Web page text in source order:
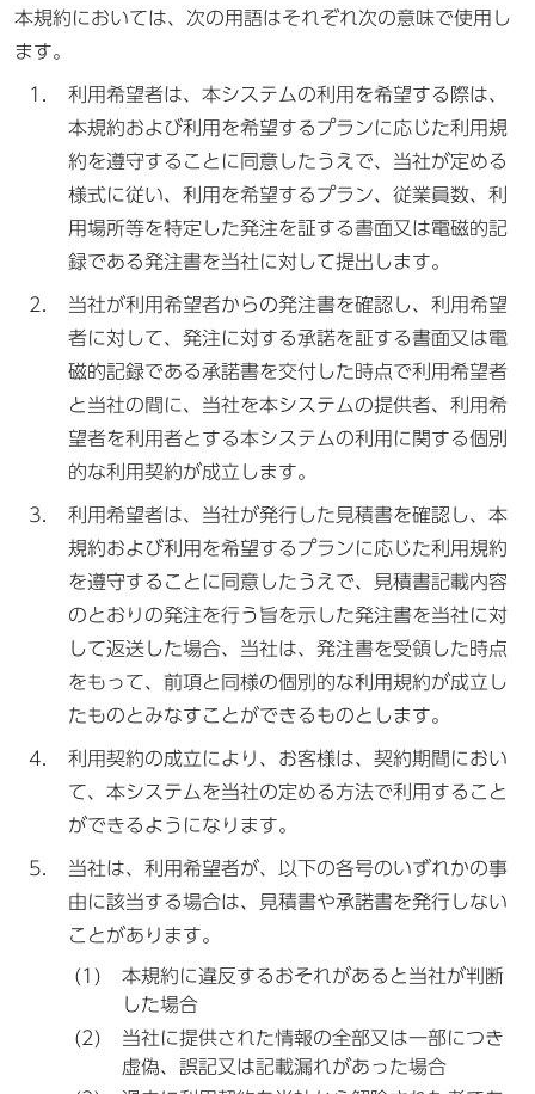
本規約においては、次の用語はそれぞれ次の意味で使用し
ます。
利用希望者は、本システムの利用を希望する際は、
本規約および利用を希望するプランに応じた利用規
約を遵守することに同意したうえで、当社が定める
様式に従い、利用を希望するプラン、従業員数、利
用場所等を特定した発注を証する書面又は電磁的記
録である発注書を当社に対して提出します。
当社が利用希望者からの発注書を確認し、利用希望
者に対して、発注に対する承諾を証する書面又は電
磁的記録である承諾書を交付した時点で利用希望者
と当社の間に、当社を本システムの提供者、利用希
望者を利用者とする本システムの利用に関する個別
的な利用契約が成立します。
利用希望者は、当社が発行した見積書を確認し、本
規約および利用を希望するプランに応じた利用規約
を遵守することに同意したうえで、見積書記載内容
のとおりの発注を行う旨を示した発注書を当社に対
して返送した場合、当社は、発注書を受領した時点
をもって、前項と同様の個別的な利用規約が成立し
たものとみなすことができるものとします。
利用契約の成立により、お客様は、契約期間におい
て、本システムを当社の定める方法で利用すること
ができるようになります。
当社は、利用希望者が、以下の各号のいずれかの事
由に該当する場合は、見積書や承諾書を発行しない
ことがあります。
本規約に違反するおそれがあると当社が判断
した場合
当社に提供された情報の全部又は一部につき
虚偽、誤記又は記載漏れがあった場合